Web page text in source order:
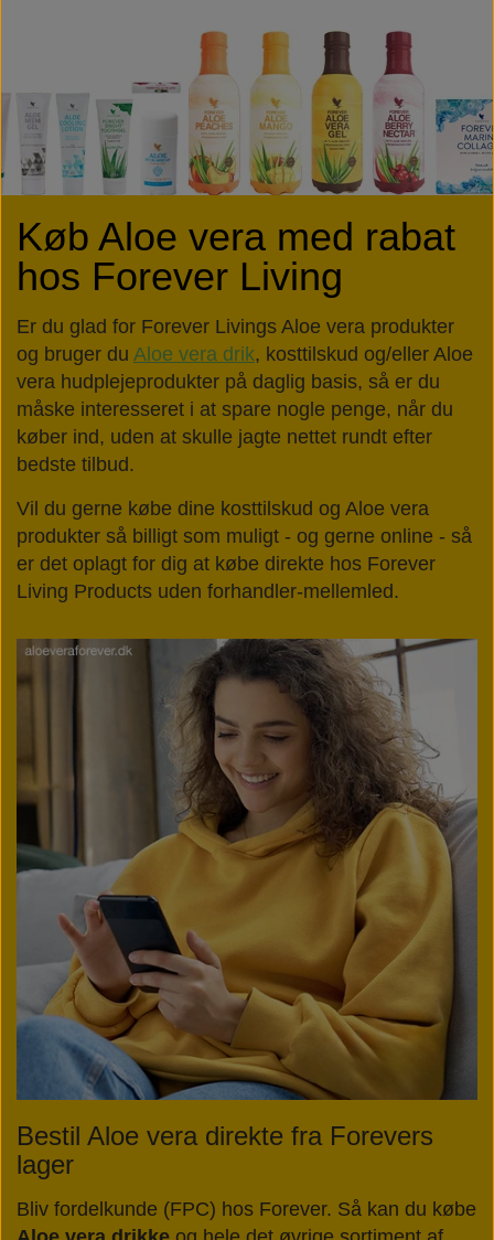
Køb Aloe vera med rabat
hos Forever Living
Er du glad for Forever Livings Aloe vera produkter
og bruger du Aloe vera drik, kosttilskud og/eller Aloe
vera hudplejeprodukter på daglig basis, så er du
måske interesseret i at spare nogle penge, når du
køber ind, uden at skulle jagte nettet rundt efter
bedste tilbud.
Vil du gerne købe dine kosttilskud og Aloe vera
produkter så billigt som muligt - og gerne online - så
er det oplagt for dig at købe direkte hos Forever
Living Products uden forhandler-mellemled.
Bestil Aloe vera direkte fra Forevers
lager
Bliv fordelkunde (FPC) hos Forever. Så kan du købe